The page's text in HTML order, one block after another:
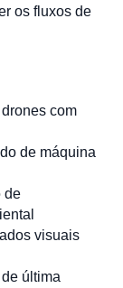
os fluxos de
com
de máquina
de
visuais
última